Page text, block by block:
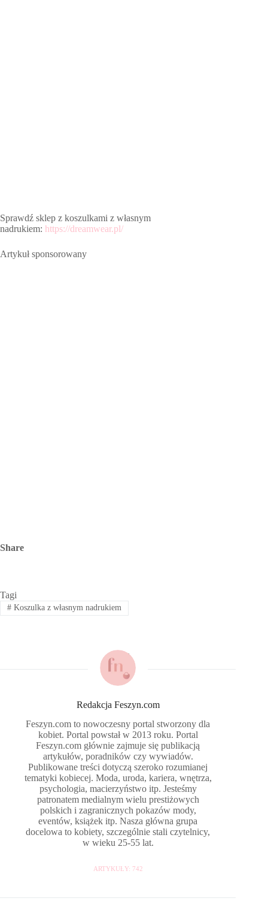
Sprawdź sklep z koszulkami z własnym
nadrukiem: https://dreamwear.pl/
Artykuł sponsorowany
Share
Tagi
#Koszulka z własnym nadrukiem
Redakcja Feszyn.com
Feszyn.com to nowoczesny portal stworzony dla
kobiet. Portal powstał w 2013 roku. Portal
Feszyn.com głównie zajmuje się publikacją
artykułów, poradników czy wywiadów.
Publikowane treści dotyczą szeroko rozumianej
tematyki kobiecej. Moda, uroda, kariera, wnętrza,
psychologia, macierzyństwo itp. Jesteśmy
patronatem medialnym wielu prestiżowych
polskich i zagranicznych pokazów mody,
eventów, książek itp. Nasza główna grupa
docelowa to kobiety, szczególnie stali czytelnicy,
w wieku 25-55 lat.
ARTYKUŁY: 742